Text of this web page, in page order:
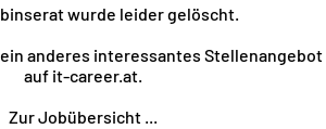
wurde leider gelöscht.
anderes interessantes Stellenangebot
auf it-career.at.
Zur Jobübersicht ...